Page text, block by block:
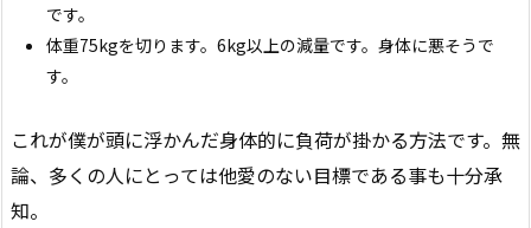
です。
体重75kgを切ります。6kg以上の減量です。身体に悪そうで
す。
これが僕が頭に浮かんだ身体的に負荷が掛かる方法です。無
論、多くの人にとっては他愛のない目標である事も十分承
知。